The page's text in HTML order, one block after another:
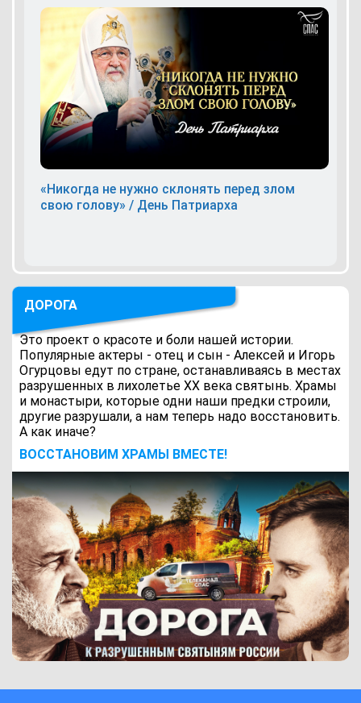
«Никогда не нужно склонять перед злом
свою голову» / День Патриарха
ДОРОГА
Это проект о красоте и боли нашей истории.
Популярные актеры - отец и сын - Алексей и Игорь
Огурцовы едут по стране, останавливаясь в местах
разрушенных в лихолетье ХХ века святынь. Храмы
и монастыри, которые одни наши предки строили,
другие разрушали, а нам теперь надо восстановить.
А как иначе?
ВОCСТАНОВИМ ХРАМЫ ВМЕСТЕ!